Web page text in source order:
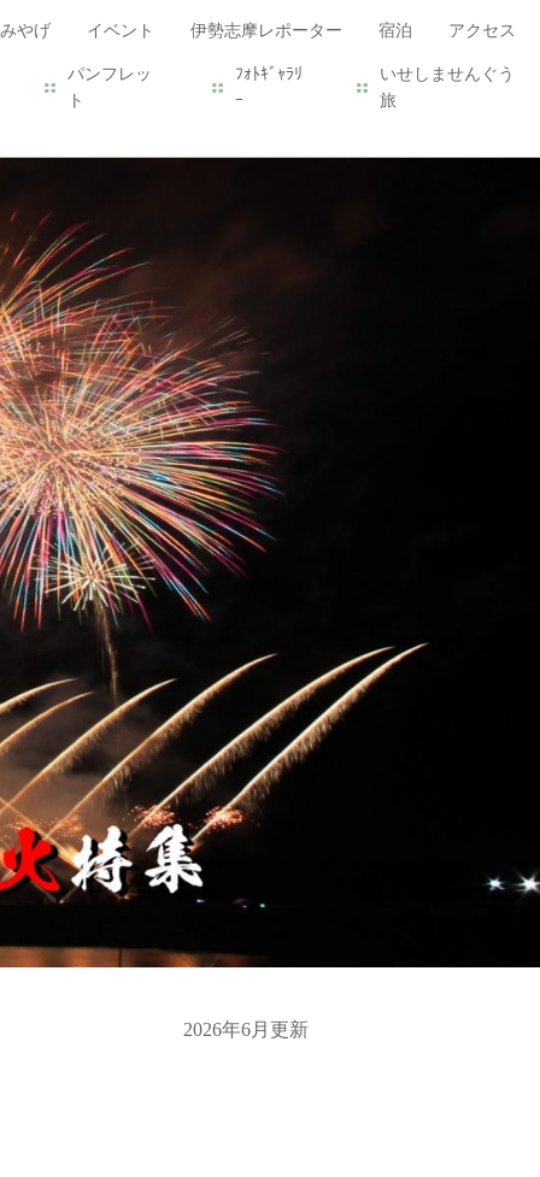
やげ イベント 伊勢志摩レポーター 宿泊 アクセス
パンフレッ
ト
ﾌｫﾄｷﾞｬﾗﾘ
ｰ
いせしませんぐう
旅
2026年6月更新